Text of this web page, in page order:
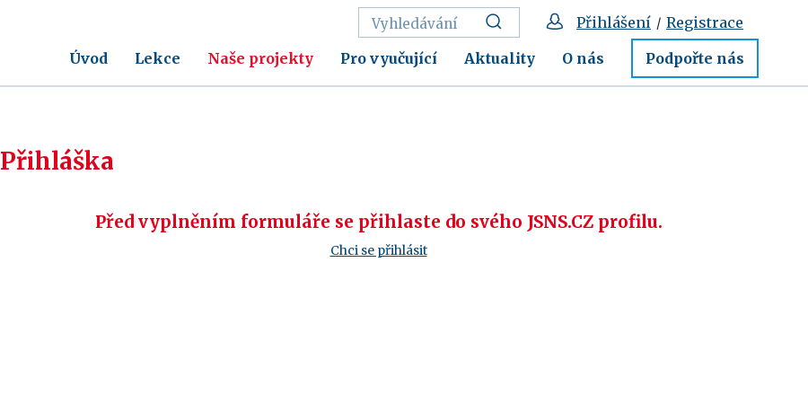
Úvod Lekce Naše projekty Pro vyučující Aktuality O nás Podpořte nás
Přihlášení / Registrace
Přihláška
Před vyplněním formuláře se přihlaste do svého JSNS.CZ profilu.
Chci se přihlásit